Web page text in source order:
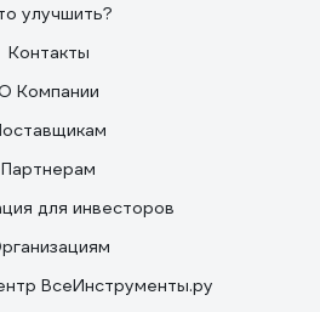
улучшить?
Контакты
Компании
Партнерам
для инвесторов
ВсеИнструменты.ру